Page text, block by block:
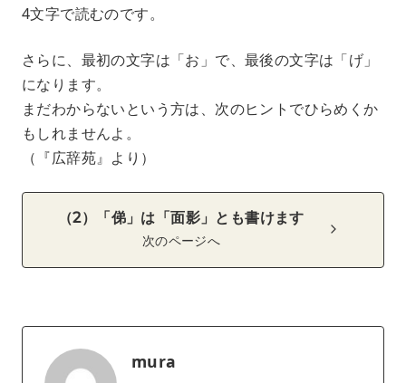
4文字で読むのです。
さらに、最初の文字は「お」で、最後の文字は「げ」
になります。
まだわからないという方は、次のヒントでひらめくか
もしれませんよ。
（『広辞苑』より）
（2）「俤」は「面影」とも書けます
次のページへ
mura